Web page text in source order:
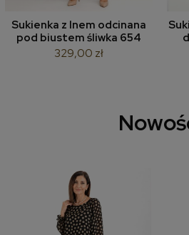
Sukienka z lnem odcinana
pod biustem śliwka 654
329,00 zł